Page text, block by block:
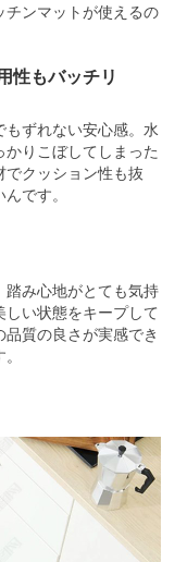
チンマットが使えるの
性もバッチリ
ずれない安心感。水
りこぼしてしまった
クッション性も抜
です。
踏み心地がとても気持
い状態をキープして
質の良さが実感でき